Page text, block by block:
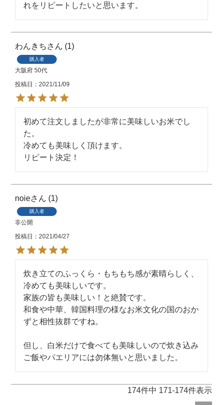
れをリピートしたいと思います。
わんきち 1
購入者
大阪府 50代
投稿日
2021/11/09
初めて注文しましたが非常に美味しいお米でし
た。
冷めても美味しく頂けます。
リピート決定！
noie 1
購入者
非公開
投稿日
2021/04/27
炊き立てのふっくら・もちもち感が素晴らしく、
冷めても美味しいです。
家族の皆も美味しい！と絶賛です。
和食や中華、韓国料理の様なお米文化の国のおか
ずと相性抜群ですね。
但し、白米だけで食べても美味しいので炊き込み
ご飯やパエリアには勿体無いと思いました。
174件中 171-174件表示